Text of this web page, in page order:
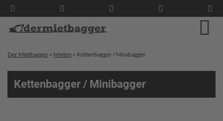
Der Mietbagger » Mieten » Kettenbagger / Minibagger
Kettenbagger / Minibagger